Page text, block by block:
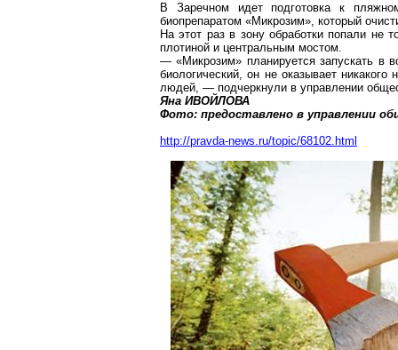
В Заречном идет подготовка к
биопрепаратом «Микрозим», который
На этот раз в зону обработки попали
плотиной и центральным мостом.
— «Микрозим» планируется запускать в
биологический, он не оказывает
людей, — подчеркнули в управлении
Яна ИВОЙЛОВА
Фото: предоставлено в управлении
http://pravda-news.ru/topic/68102.html